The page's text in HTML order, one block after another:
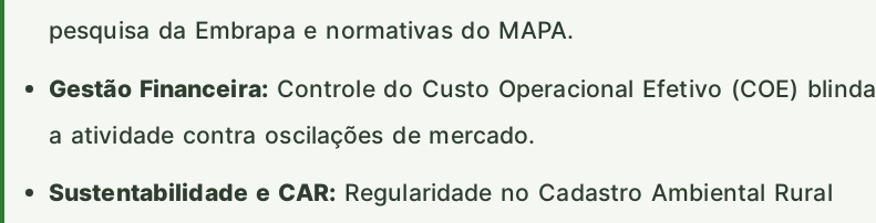
pesquisa da Embrapa e normativas do MAPA.
Gestão Financeira:Controle do Custo Operacional Efetivo (COE) blinda
a atividade contra oscilações de mercado.
Sustentabilidade e CAR: Regularidade no Cadastro Ambiental Rural